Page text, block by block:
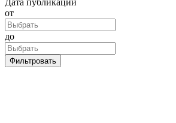
от
до
Фильтровать